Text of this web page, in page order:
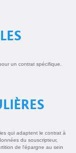
un contrat spécifique.
qui adaptent le contrat à
du souscripteur,
de l'épargne au sein